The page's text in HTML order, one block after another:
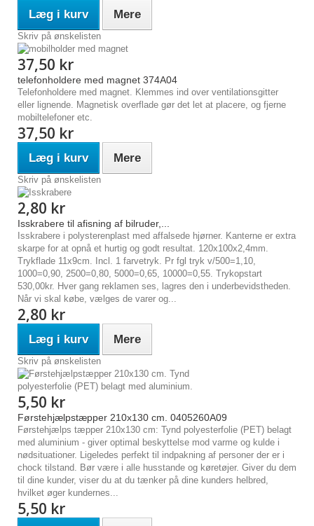
Læg i kurv Mere
Skriv på ønskelisten
37,50 kr
telefonholdere med magnet 374A04
Telefonholdere med magnet. Klemmes ind over ventilationsgitter
eller lignende. Magnetisk overflade gør det let at placere, og fjerne
mobiltelefoner etc.
37,50 kr
Læg i kurv Mere
Skriv på ønskelisten
2,80 kr
Isskrabere til afisning af bilruder,...
Isskrabere i polysterenplast med affalsede hjørner. Kanterne er extra
skarpe for at opnå et hurtig og godt resultat. 120x100x2,4mm.
Trykflade 11x9cm. Incl. 1 farvetryk. Pr fgl tryk v/500=1,10,
1000=0,90, 2500=0,80, 5000=0,65, 10000=0,55. Trykopstart
530,00kr. Hver gang reklamen ses, lagres den i underbevidstheden.
Når vi skal købe, vælges de varer og...
2,80 kr
Læg i kurv Mere
Skriv på ønskelisten
5,50 kr
Førstehjælpstæpper 210x130 cm. 0405260A09
Førstehjælps tæpper 210x130 cm: Tynd polyesterfolie (PET) belagt
med aluminium - giver optimal beskyttelse mod varme og kulde i
nødsituationer. Ligeledes perfekt til indpakning af personer der er i
chock tilstand. Bør være i alle husstande og køretøjer. Giver du dem
til dine kunder, viser du at du tænker på dine kunders helbred,
hvilket øger kundernes...
5,50 kr